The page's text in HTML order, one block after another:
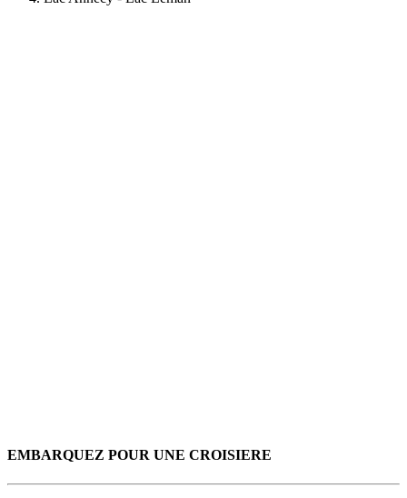
EMBARQUEZ POUR UNE CROISIERE